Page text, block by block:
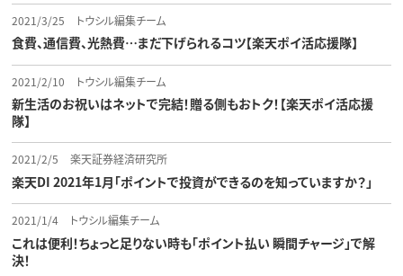
2021/3/25 トウシル編集チーム
食費、通信費、光熱費…まだ下げられるコツ【楽天ポイ活応援隊】
2021/2/10 トウシル編集チーム
新生活のお祝いはネットで完結！贈る側もおトク！【楽天ポイ活応援
隊】
2021/2/5 楽天証券経済研究所
楽天DI 2021年1月「ポイントで投資ができるのを知っていますか？」
2021/1/4 トウシル編集チーム
これは便利！ちょっと足りない時も「ポイント払い 瞬間チャージ」で解
決！